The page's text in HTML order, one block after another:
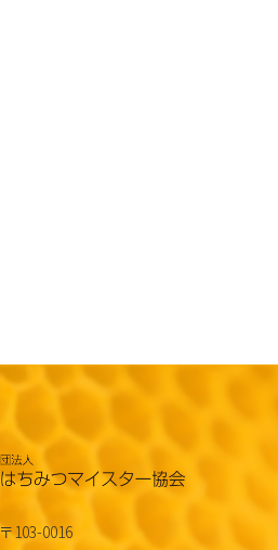
〒103-0016